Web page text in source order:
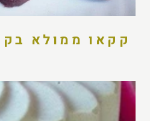
קקאו ממולא